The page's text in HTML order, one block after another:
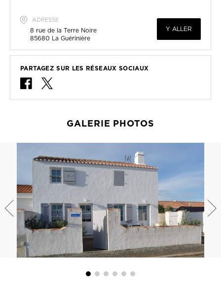
ADRESSE
8 rue de la Terre Noire
85680 La Guérinière
Y ALLER
PARTAGEZ SUR LES RÉSEAUX SOCIAUX
GALERIE PHOTOS